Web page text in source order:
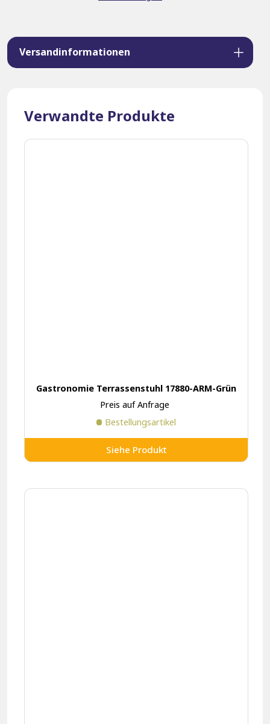
Versandinformationen
Verwandte Produkte
Gastronomie Terrassenstuhl 17880-ARM-Grün
Preis auf Anfrage
Bestellungsartikel
Siehe Produkt